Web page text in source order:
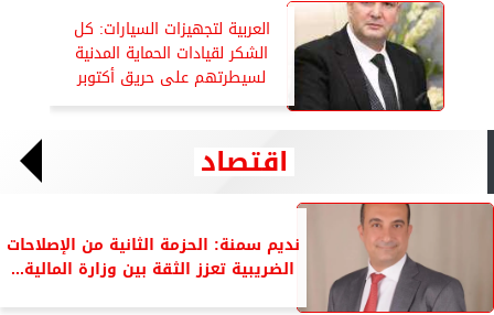
العربية لتجهيزات السيارات: كل
الشكر لقيادات الحماية المدنية
لسيطرتهم على حريق أكتوبر
اقتصاد
نديم سمنة: الحزمة الثانية من الإصلاحات
الضريبية تعزز الثقة بين وزارة المالية...